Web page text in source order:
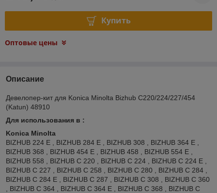
Купить
Оптовые цены
Описание
Девелопер-кит для Konica Minolta Bizhub C220/224/227/454
(Katun) 48910
Для использования в :
Konica Minolta
BIZHUB 224 E , BIZHUB 284 E , BIZHUB 308 , BIZHUB 364 E ,
BIZHUB 368 , BIZHUB 454 E , BIZHUB 458 , BIZHUB 554 E ,
BIZHUB 558 , BIZHUB C 220 , BIZHUB C 224 , BIZHUB C 224 E ,
BIZHUB C 227 , BIZHUB C 258 , BIZHUB C 280 , BIZHUB C 284 ,
BIZHUB C 284 E , BIZHUB C 287 , BIZHUB C 308 , BIZHUB C 360
, BIZHUB C 364 , BIZHUB C 364 E , BIZHUB C 368 , BIZHUB C